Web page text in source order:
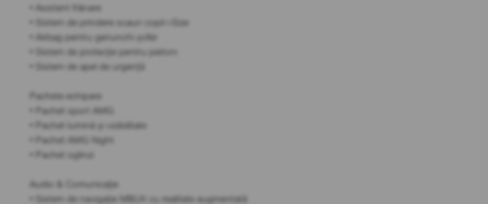
• Asistent frânare
• Sistem de prindere scaun copil i-Size
• Airbag pentru genunchi șofer
• Sistem de protecție pentru pietoni
• Sistem de apel de urgență
Pachete echipare
• Pachet sport AMG
• Pachet lumină și vizibilitate
• Pachet AMG Night
• Pachet oglinzi
Audio & Comunicație
• Sistem de navigație MBUX cu realitate augmentată